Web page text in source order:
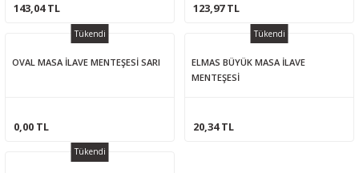
143,04 TL 123,97 TL
Tükendi
OVAL MASA İLAVE MENTEŞESİ SARI
0,00 TL
Tükendi
ELMAS BÜYÜK MASA İLAVE
MENTEŞESİ
20,34 TL
Tükendi